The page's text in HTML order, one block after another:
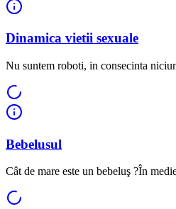
Dinamica vietii sexuale
Nu suntem roboti, in consecinta
Bebelusul
Cât de mare este un bebeluş ?În